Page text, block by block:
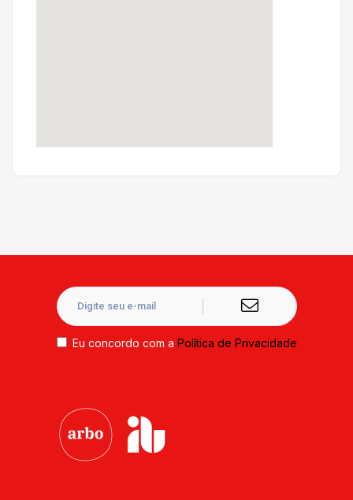
Eu concordo com a Política de Privacidade